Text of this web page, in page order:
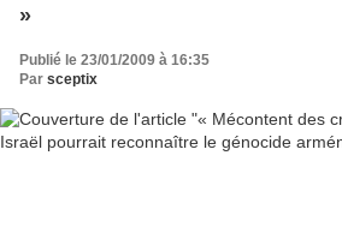
»
Publié le 23/01/2009 à 16:35
Par sceptix